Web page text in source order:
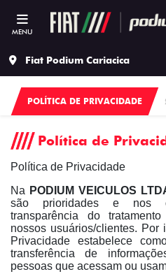
MENU
Fiat Podium Cariacica
POLÍTICA DE PRIVACIDADE
Política de
Política de Privacidade
Na PODIUM VEICULOS
são prioridades e nos
transparência do
nossos usuários/clientes.
Privacidade estabelece
transferência de
pessoas que acessam ou